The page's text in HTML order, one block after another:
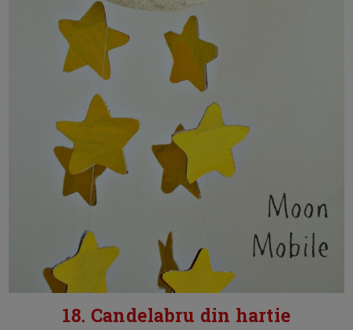
18. Candelabru din hartie